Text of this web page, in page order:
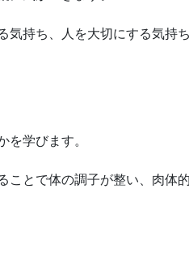
持ち、人を大切にする気持ち
学びます。
とで体の調子が整い、肉体